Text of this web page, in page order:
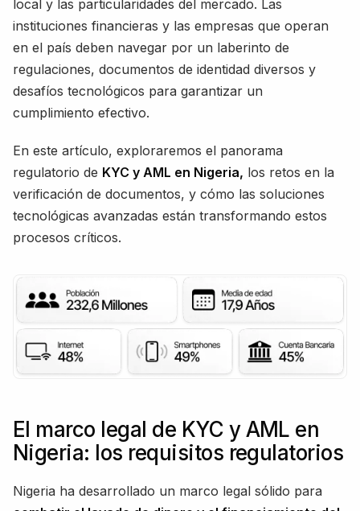
local y las particularidades del mercado. Las
instituciones financieras y las empresas que operan
en el país deben navegar por un laberinto de
regulaciones, documentos de identidad diversos y
desafíos tecnológicos para garantizar un
cumplimiento efectivo.
En este artículo, exploraremos el panorama
regulatorio de KYC y AML en Nigeria, los retos en la
verificación de documentos, y cómo las soluciones
tecnológicas avanzadas están transformando estos
procesos críticos.
El marco legal de KYC y AML en
Nigeria: los requisitos regulatorios
Nigeria ha desarrollado un marco legal sólido para